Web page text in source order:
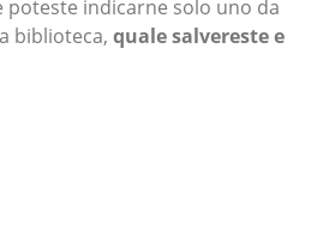
poteste indicarne solo uno da
biblioteca, quale salvereste e